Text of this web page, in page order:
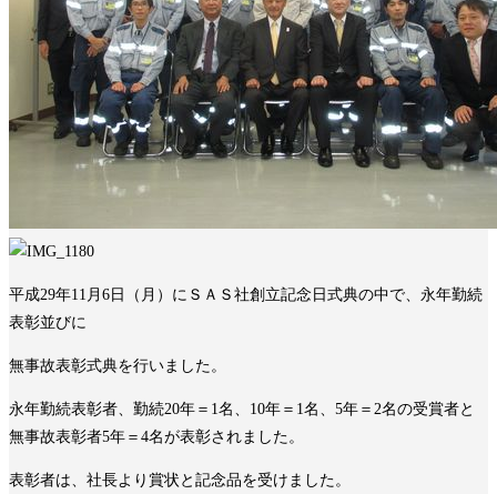
平成29年11月6日（月）にＳＡＳ社創立記念日式典の中で、永年勤続
表彰並びに
無事故表彰式典を行いました。
永年勤続表彰者、勤続20年＝1名、10年＝1名、5年＝2名の受賞者と
無事故表彰者5年＝4名が表彰されました。
表彰者は、社長より賞状と記念品を受けました。